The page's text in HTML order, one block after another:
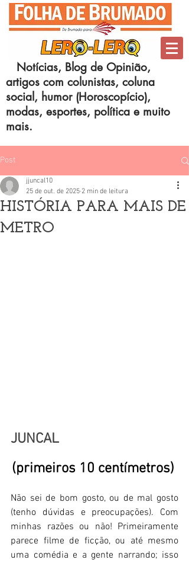
Notícias, Blog de Opinião,
artigos com colunistas, coluna
social, humor (Horoscopício),
modas, esportes, política e muito
mais.
Post
HISTÓRIA PARA MAIS DE
METRO
jjuncal10
25 de out. de 2025 2 min de leitura
JUNCAL
(primeiros 10 centímetros)
Não sei de bom gosto, ou de mal gosto
(tenho dúvidas e preocupações). Com
minhas razões ou não! Primeiramente
parece filme de ficção, ou até mesmo
uma comédia e a gente narrando; isso